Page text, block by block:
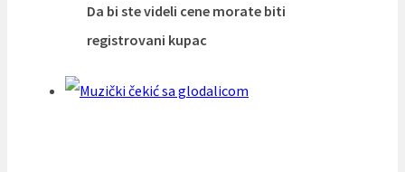
Da bi ste videli cene morate biti
registrovani kupac